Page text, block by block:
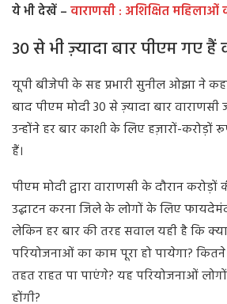
ये भी देखें –वाराणसी : अशिक्षित महिलाओं
30 से भी ज़्यादा बार पीएम गए हैं
यूपी बीजेपी के सह प्रभारी सुनील ओझा ने
बाद पीएम मोदी 30 से ज़्यादा बार
उन्होंने हर बार काशी के लिए हज़ारों-करोड़ों
हैं।
पीएम मोदी द्वारा वाराणसी के दौरान
उद्घाटन करना जिले के लोगों के लिए
लेकिन हर बार की तरह सवाल यही है कि
परियोजनाओं का काम पूरा हो पायेगा?
तहत राहत पा पाएंगे? यह परियोजनाओं
होंगी?